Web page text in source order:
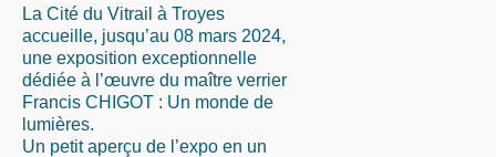
La Cité du Vitrail à Troyes
accueille, jusqu’au 08 mars 2024,
une exposition exceptionnelle
dédiée à l’œuvre du maître verrier
Francis CHIGOT : Un monde de
lumières.
Un petit aperçu de l’expo en un